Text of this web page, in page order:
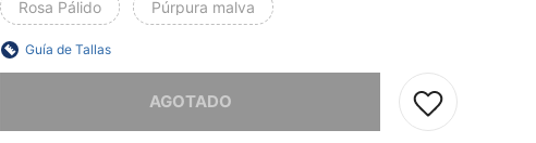
Rosa Pálido Púrpura malva
Guía de Tallas
AGOTADO